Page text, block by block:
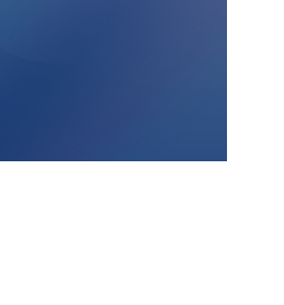
5
강원 동해안 '물폭탄'…도로 침